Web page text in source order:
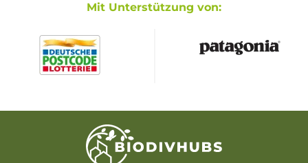
Mit Unterstützung von: